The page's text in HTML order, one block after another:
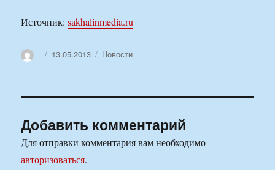
Источник:sakhalinmedia.ru
АвторОпубликовано
13.05.2013 Рубрики
Новости
Добавить комментарий
Для отправки комментария вам необходимо
авторизоваться.